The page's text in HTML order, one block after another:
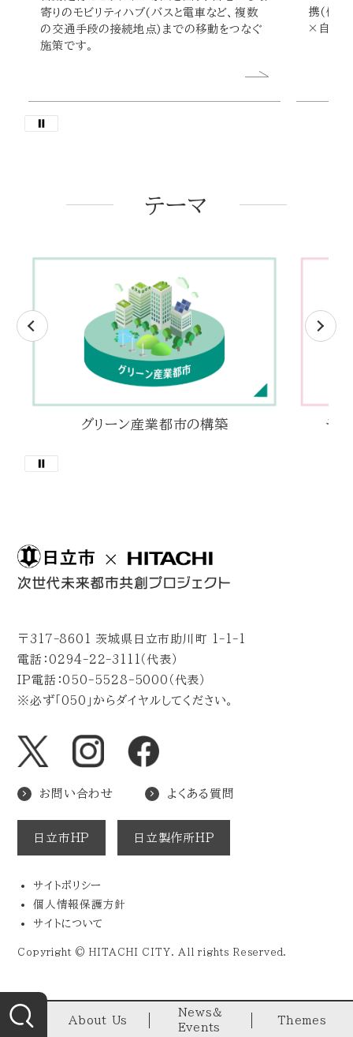
寄りのモビリティハブ(バスと電車など、複数
の交通手段の接続地点)までの移動をつなぐ
施策です。
携(例え
×自転車
テーマ
グリーン産業都市の構築 デ
About Us
News&
Events
Themes
〒317-8601 茨城県日立市助川町 1-1-1
電話：0294-22-3111（代表）
IP電話：050-5528-5000（代表）
※必ず「050」からダイヤルしてください。
お問い合わせ よくある質問
日立市HP 日立製作所HP
サイトポリシー
個人情報保護方針
サイトについて
Copyright © HITACHI CITY. All rights Reserved.